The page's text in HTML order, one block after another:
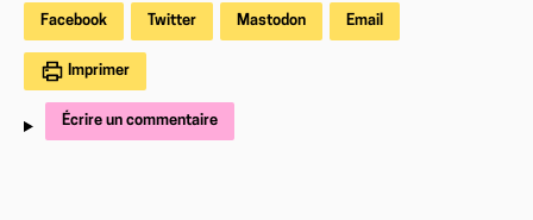
Facebook Twitter Mastodon Email
Imprimer
Écrire un commentaire